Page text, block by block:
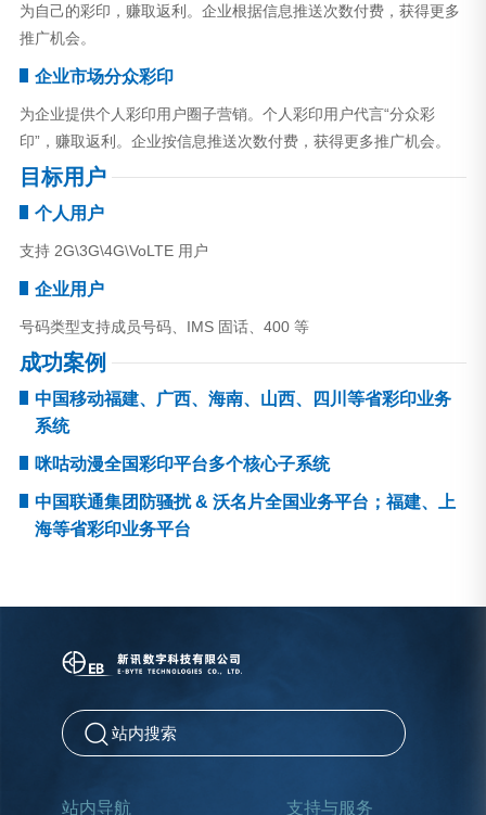
为自己的彩印，赚取返利。企业根据信息推送次数付费，获得更多
推广机会。
企业市场分众彩印
为企业提供个人彩印用户圈子营销。个人彩印用户代言“分众彩
印”，赚取返利。企业按信息推送次数付费，获得更多推广机会。
目标用户
个人用户
支持 2G\3G\4G\VoLTE 用户
企业用户
号码类型支持成员号码、IMS 固话、400 等
成功案例
中国移动福建、广西、海南、山西、四川等省彩印业务
系统
咪咕动漫全国彩印平台多个核心子系统
中国联通集团防骚扰 & 沃名片全国业务平台；福建、上
海等省彩印业务平台
站内导航 支持与服务